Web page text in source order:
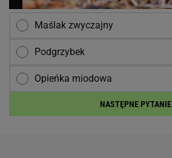
Maślak zwyczajny
Podgrzybek
Opieńka miodowa
NASTĘPNE PYTANIE